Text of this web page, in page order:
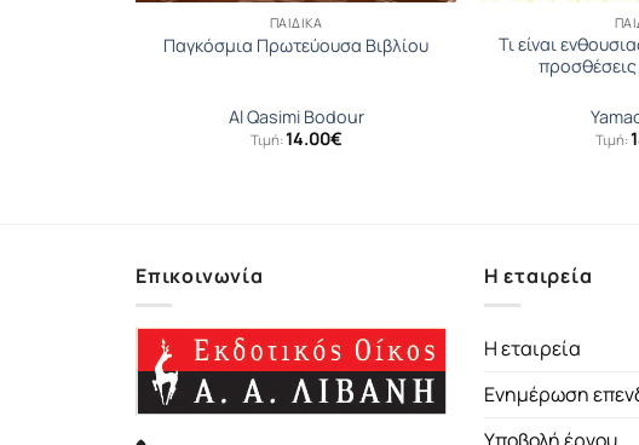
ΠΑΙΔΙΚΆ
Παγκόσµια Πρωτεύουσα Βιβλίου
Al Qasimi Bodour
Τιμή:14.00€
Τι είναι
Τιμή:
Επικοινωνία Η εταιρεία
Η εταιρεία
Ενημέρωση